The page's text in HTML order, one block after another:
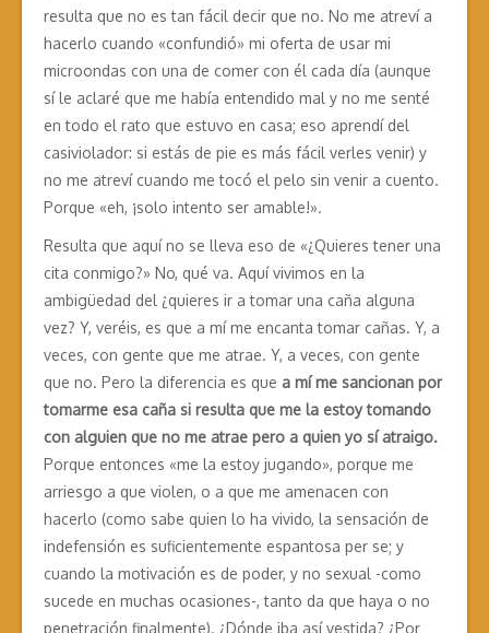
resulta que no es tan fácil decir que no. No me atreví a
hacerlo cuando «confundió» mi oferta de usar mi
microondas con una de comer con él cada día (aunque
sí le aclaré que me había entendido mal y no me senté
en todo el rato que estuvo en casa; eso aprendí del
casiviolador: si estás de pie es más fácil verles venir) y
no me atreví cuando me tocó el pelo sin venir a cuento.
Porque «eh, ¡solo intento ser amable!».
Resulta que aquí no se lleva eso de «¿Quieres tener una
cita conmigo?» No, qué va. Aquí vivimos en la
ambigüedad del ¿quieres ir a tomar una caña alguna
vez? Y, veréis, es que a mí me encanta tomar cañas. Y, a
veces, con gente que me atrae. Y, a veces, con gente
que no. Pero la diferencia es que a mí me sancionan por
tomarme esa caña si resulta que me la estoy tomando
con alguien que no me atrae pero a quien yo sí atraigo.
Porque entonces «me la estoy jugando», porque me
arriesgo a que violen, o a que me amenacen con
hacerlo (como sabe quien lo ha vivido, la sensación de
indefensión es suficientemente espantosa per se; y
cuando la motivación es de poder, y no sexual -como
sucede en muchas ocasiones-, tanto da que haya o no
penetración finalmente). ¿Dónde iba así vestida? ¿Por